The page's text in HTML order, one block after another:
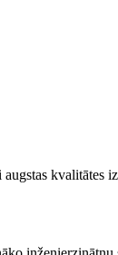
kvalitātes